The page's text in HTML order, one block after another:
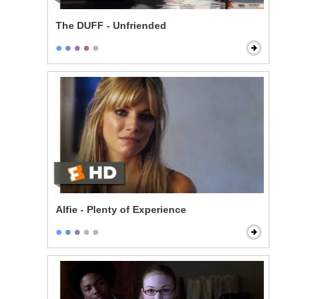
The DUFF - Unfriended
Alfie - Plenty of Experience